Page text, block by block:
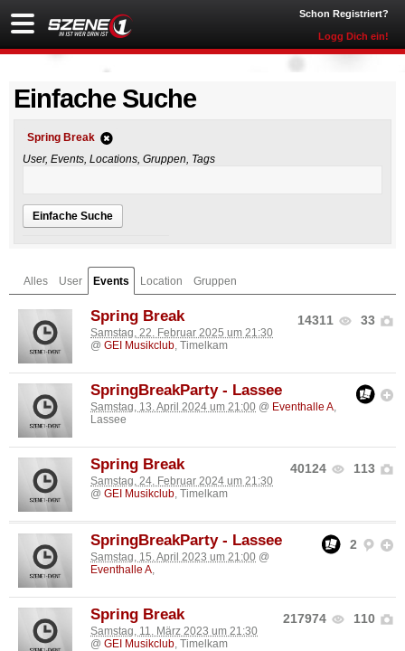
Schon Registriert?
Logg Dich ein!
Einfache Suche
Spring Break
User, Events, Locations, Gruppen, Tags
Einfache Suche
Alles User Events Location Gruppen
14311 33
Spring Break
Samstag, 22. Februar 2025 um 21:30
@ GEI Musikclub, Timelkam
SpringBreakParty - Lassee
Samstag, 13. April 2024 um 21:00 @ Eventhalle A,
Lassee
40124 113
Spring Break
Samstag, 24. Februar 2024 um 21:30
@ GEI Musikclub, Timelkam
2
SpringBreakParty - Lassee
Samstag, 15. April 2023 um 21:00 @
Eventhalle A,
217974 110
Spring Break
Samstag, 11. März 2023 um 21:30
@ GEI Musikclub, Timelkam